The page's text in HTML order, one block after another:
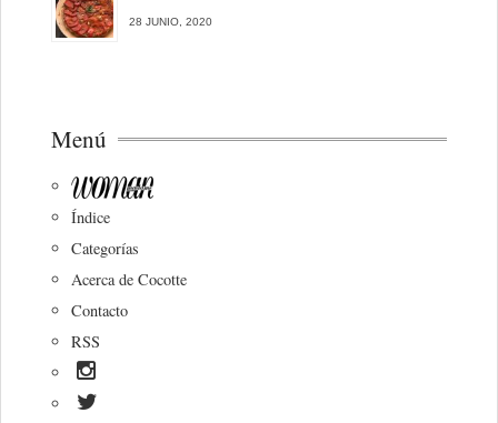
28 JUNIO, 2020
Menú
Índice
Categorías
Acerca de Cocotte
Contacto
RSS